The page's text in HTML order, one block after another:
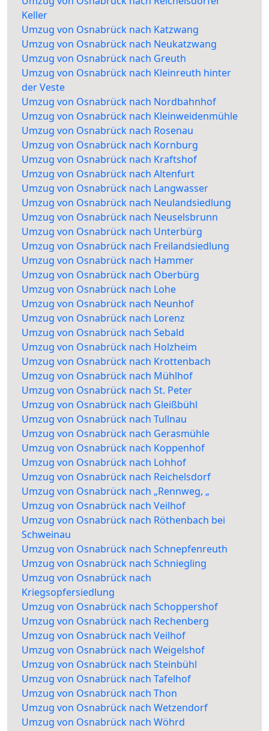
Keller
Umzug von Osnabrück nach Katzwang
Umzug von Osnabrück nach Neukatzwang
Umzug von Osnabrück nach Greuth
Umzug von Osnabrück nach Kleinreuth hinter
der Veste
Umzug von Osnabrück nach Nordbahnhof
Umzug von Osnabrück nach Kleinweidenmühle
Umzug von Osnabrück nach Rosenau
Umzug von Osnabrück nach Kornburg
Umzug von Osnabrück nach Kraftshof
Umzug von Osnabrück nach Altenfurt
Umzug von Osnabrück nach Langwasser
Umzug von Osnabrück nach Neulandsiedlung
Umzug von Osnabrück nach Neuselsbrunn
Umzug von Osnabrück nach Unterbürg
Umzug von Osnabrück nach Freilandsiedlung
Umzug von Osnabrück nach Hammer
Umzug von Osnabrück nach Oberbürg
Umzug von Osnabrück nach Lohe
Umzug von Osnabrück nach Neunhof
Umzug von Osnabrück nach Lorenz
Umzug von Osnabrück nach Sebald
Umzug von Osnabrück nach Holzheim
Umzug von Osnabrück nach Krottenbach
Umzug von Osnabrück nach Mühlhof
Umzug von Osnabrück nach St. Peter
Umzug von Osnabrück nach Gleißbühl
Umzug von Osnabrück nach Tullnau
Umzug von Osnabrück nach Gerasmühle
Umzug von Osnabrück nach Koppenhof
Umzug von Osnabrück nach Lohhof
Umzug von Osnabrück nach Reichelsdorf
Umzug von Osnabrück nach „Rennweg, „
Umzug von Osnabrück nach Veilhof
Umzug von Osnabrück nach Röthenbach bei
Schweinau
Umzug von Osnabrück nach Schnepfenreuth
Umzug von Osnabrück nach Schniegling
Umzug von Osnabrück nach
Kriegsopfersiedlung
Umzug von Osnabrück nach Schoppershof
Umzug von Osnabrück nach Rechenberg
Umzug von Osnabrück nach Veilhof
Umzug von Osnabrück nach Weigelshof
Umzug von Osnabrück nach Steinbühl
Umzug von Osnabrück nach Tafelhof
Umzug von Osnabrück nach Thon
Umzug von Osnabrück nach Wetzendorf
Umzug von Osnabrück nach Wöhrd